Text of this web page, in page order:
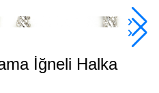
İğneli Halka